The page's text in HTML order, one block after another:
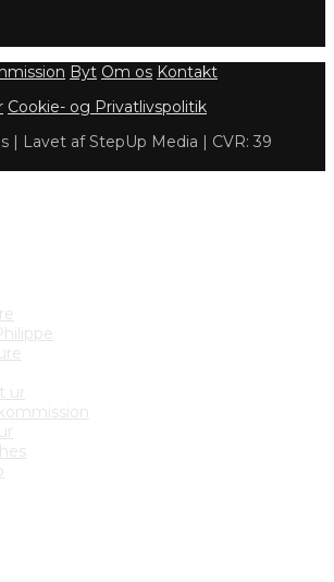
Byt Om os Kontakt
Cookie- og Privatlivspolitik
| Lavet af StepUp Media | CVR: 39
ur